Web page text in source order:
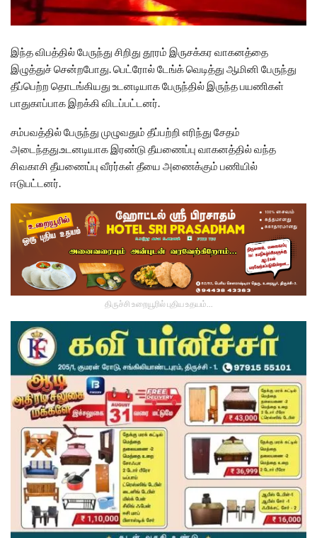
இந்த விபத்தில் பேருந்து சிறிது தூரம் இருசக்கர வாகனத்தை
இழுத்துச் சென்றபோது. பெட்ரோல் டேங்க் வெடித்து ஆமினி பேருந்து
தீப்பெற்ற தொடங்கியது உடனடியாக பேருந்தில் இருந்த பயணிகள்
பாதுகாப்பாக இறக்கி விடப்பட்டனர்.
சம்பவத்தில் பேருந்து முழுவதும் தீப்பற்றி எரிந்து சேதம்
அடைந்தது.உடனடியாக இரண்டு தீயணைப்பு வாகனத்தில் வந்த
சிவகாசி தீயணைப்பு வீரர்கள் தீயை அணைக்கும் பணியில்
ஈடுபட்டனர்.
திருச்சி உறையூரில் புதிய உதயம்...